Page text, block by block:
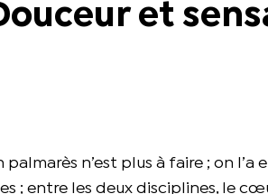
et
n’est plus à faire ; on l’a
; entre les deux disciplines, le